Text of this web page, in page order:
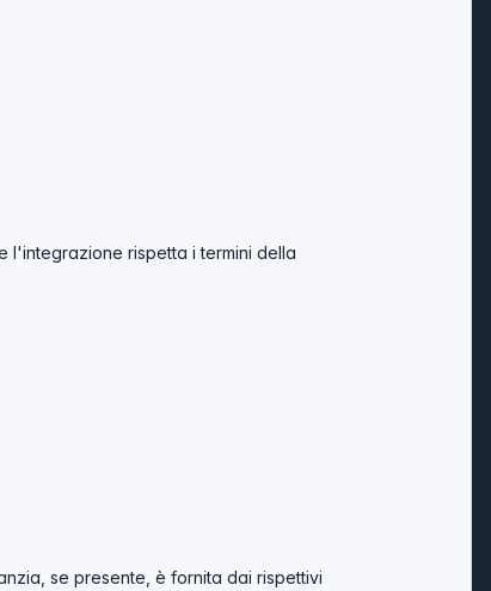
l'integrazione rispetta i termini della
se presente, è fornita dai rispettivi